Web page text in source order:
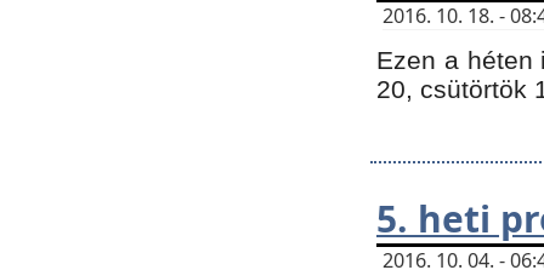
2016. 10. 18. -
Ezen a héten
20, csütörtök
5. heti
2016. 10. 04. -